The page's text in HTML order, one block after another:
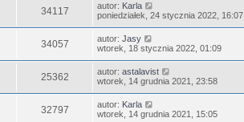
34117 autor: Karla
poniedziałek, 24 stycznia 2022, 16:07
34057 autor: Jasy
wtorek, 18 stycznia 2022, 01:09
25362 autor: astalavist
wtorek, 14 grudnia 2021, 23:58
32797 autor: Karla
wtorek, 14 grudnia 2021, 15:05